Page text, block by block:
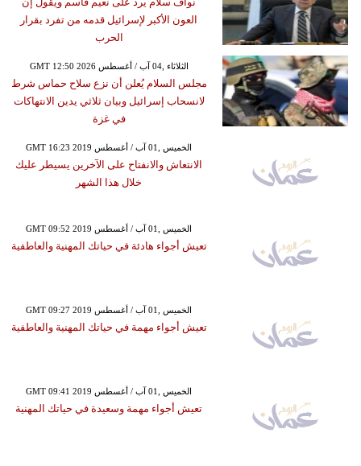
العون الأكبر لإسرائيل قدمه من تفرد بقرار
الحرب
GMT 12:50 2026 الثلاثاء ,04 آب / أغسطس
مجلس السلام يُعلن أن نزع سلاح حماس شرط
لانسحاب إسرائيل وبيان ثلاثي يدين الانتهاكات
في غزة
GMT 16:23 2019 الخميس ,01 آب / أغسطس
الانتعاش والانفتاح على الآخرين يسيطر عليك
خلال هذا الشهر
GMT 09:52 2019 الخميس ,01 آب / أغسطس
تعيش أجواء هادئة في حياتك المهنية والعاطفية
GMT 09:27 2019 الخميس ,01 آب / أغسطس
تعيش أجواء مهمة في حياتك المهنية والعاطفية
GMT 09:41 2019 الخميس ,01 آب / أغسطس
تعيش أجواء مهمة وسعيدة في حياتك المهنية